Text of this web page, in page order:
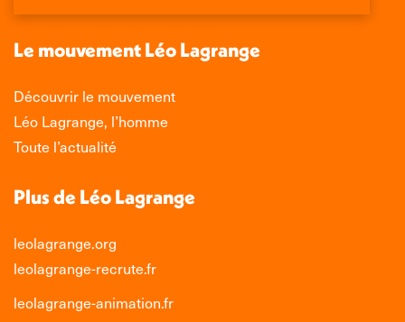
une
fenêtre
une
fenêtre
une
fenêtre
une
nouvelle
fenêtre
Le mouvement Léo Lagrange
Découvrir le mouvement
Léo Lagrange, l’homme
Toute l’actualité
Plus de Léo Lagrange
leolagrange.org
leolagrange-recrute.fr
leolagrange-animation.fr